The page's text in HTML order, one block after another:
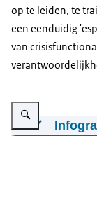
op te leiden, te
een eenduidig
van
Vergroot afbeelding